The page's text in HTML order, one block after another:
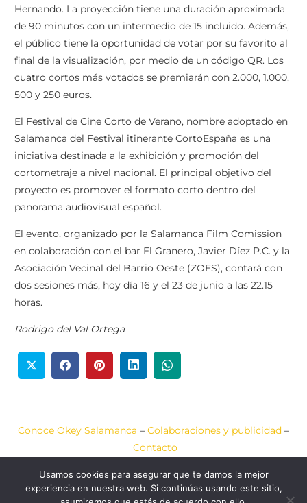
Hernando. La proyección tiene una duración aproximada
de 90 minutos con un intermedio de 15 incluido. Además,
el público tiene la oportunidad de votar por su favorito al
final de la visualización, por medio de un código QR. Los
cuatro cortos más votados se premiarán con 2.000, 1.000,
500 y 250 euros.
El Festival de Cine Corto de Verano, nombre adoptado en
Salamanca del Festival itinerante CortoEspaña es una
iniciativa destinada a la exhibición y promoción del
cortometraje a nivel nacional. El principal objetivo del
proyecto es promover el formato corto dentro del
panorama audiovisual español.
El evento, organizado por la Salamanca Film Comission
en colaboración con el bar El Granero, Javier Díez P.C. y la
Asociación Vecinal del Barrio Oeste (ZOES), contará con
dos sesiones más, hoy día 16 y el 23 de junio a las 22.15
horas.
Rodrigo del Val Ortega
Conoce Okey Salamanca – Colaboraciones y publicidad –
Contacto
Aviso Legal –Política de Cookies–Política de Privacidad
Usamos cookies para asegurar que te damos la mejor
experiencia en nuestra web. Si continúas usando este sitio,